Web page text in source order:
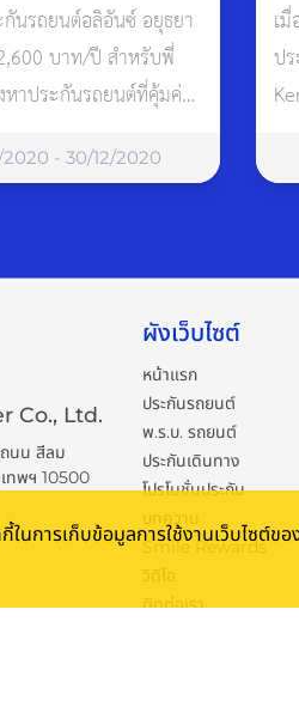
นรถยนต์อลิอันซ์ อยุธยา
บาท/ปี สำหรับพี่
าประกันรถยนต์ที่คุ้มค่า
2020 - 30/12/2020
เ
ป
Co., Ltd.
นน สีลม
ทพฯ 10500
ผังเว็บไซต์
หน้าแรก
ประกันรถยนต์
พ.ร.บ. รถยนต์
ประกันเดินทาง
โปรโมชั่นประกัน
บทความ
Smile Rewards
วิดีโอ
ติดต่อเรา
ในการเก็บข้อมูลการใช้งานเว็บไซ